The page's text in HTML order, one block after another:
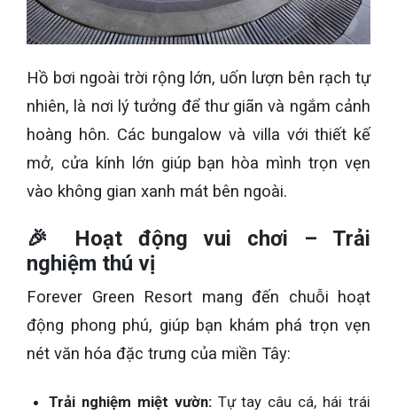
Hồ bơi ngoài trời rộng lớn, uốn lượn bên rạch tự
nhiên, là nơi lý tưởng để thư giãn và ngắm cảnh
hoàng hôn. Các bungalow và villa với thiết kế
mở, cửa kính lớn giúp bạn hòa mình trọn vẹn
vào không gian xanh mát bên ngoài.
🎉 Hoạt động vui chơi – Trải
nghiệm thú vị
Forever Green Resort mang đến chuỗi hoạt
động phong phú, giúp bạn khám phá trọn vẹn
nét văn hóa đặc trưng của miền Tây:
Trải nghiệm miệt vườn:Tự tay câu cá, hái trái